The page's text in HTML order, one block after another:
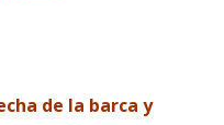
de la barca y